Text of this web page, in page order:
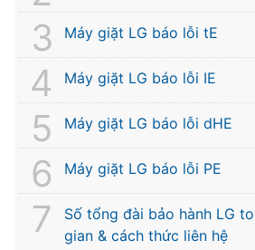
Máy giặt LG báo lỗi tE
Máy giặt LG báo lỗi IE
Máy giặt LG báo lỗi dHE
Máy giặt LG báo lỗi PE
Số tổng đài bảo hành LG
gian & cách thức liên hệ